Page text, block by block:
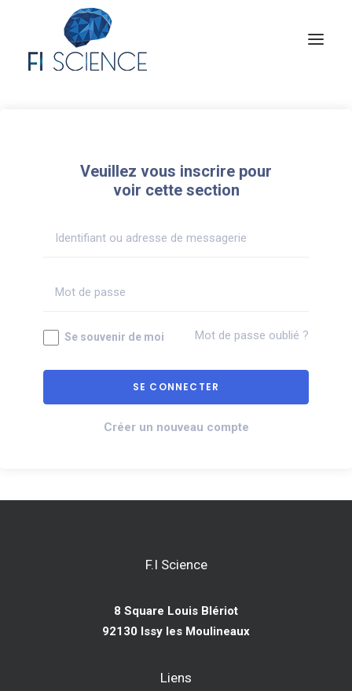
Veuillez vous inscrire pour
voir cette section
Se souvenir de moi Mot de passe oublié ?
Créer un nouveau compte
F.I Science
8 Square Louis Blériot
92130 Issy les Moulineaux
Liens